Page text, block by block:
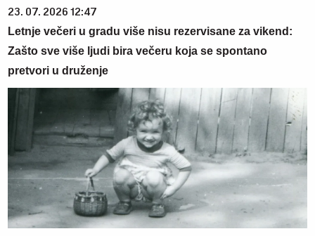
23. 07. 2026 12:47
Letnje večeri u gradu više nisu rezervisane za vikend:
Zašto sve više ljudi bira večeru koja se spontano
pretvori u druženje